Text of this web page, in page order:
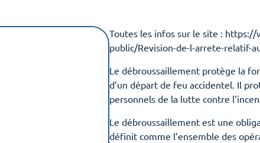
Toutes les infos sur le site :
public/Revision-de-l-arrete-relatif-
Le débroussaillement protège la
d’un départ de feu accidentel. Il
personnels de la lutte contre
Le débroussaillement est une
définit comme l’ensemble des